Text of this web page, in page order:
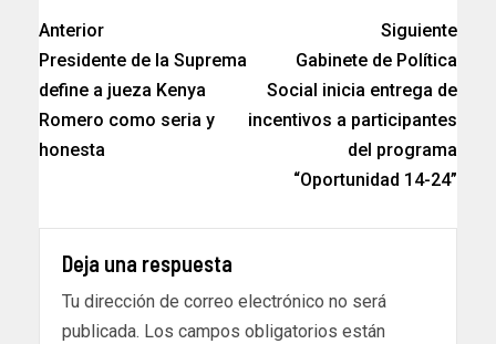
Anterior
Presidente de la Suprema
define a jueza Kenya
Romero como seria y
honesta
Siguiente
Gabinete de Política
Social inicia entrega de
incentivos a participantes
del programa
“Oportunidad 14-24”
Deja una respuesta
Tu dirección de correo electrónico no será
publicada. Los campos obligatorios están